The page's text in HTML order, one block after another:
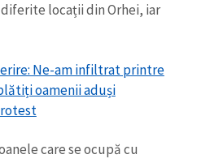
locații din Orhei, iar
Ne-am infiltrat printre
oamenii aduși
care se ocupă cu